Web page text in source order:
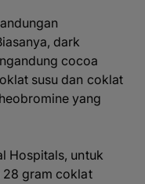
dark
cocoa
susu dan coklat
yang
Hospitals, untuk
28 gram coklat